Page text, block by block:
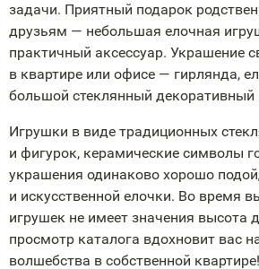
задачи. Приятный подарок
друзьям — небольшая елочная
практичный аксессуар. Украшение
в квартире или офисе — гирлянда,
большой стеклянный
Игрушки в виде традиционных
и фигурок, керамические символы
украшения одинаково хорошо
и искусственной елочки. Во время
игрушек не имеет значения высота
просмотр каталога вдохновит вас
волшебства в собственной квартире!